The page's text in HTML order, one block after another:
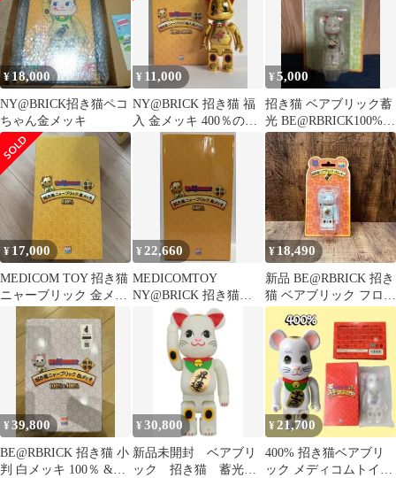
¥18,000
NY@BRICK招き猫ペコ
ちゃん金メッキ
¥ 11,000
NY@BRICK 招き猫 福
入 金メッキ 400％のみ
BE@RBRICK
¥5,000
招き猫 ベアブリック蓄
光 BE@RBRICK100%新
品未開封
¥ 17,000
MEDICOM TOY 招き猫
ニャーブリック 金メッ
キ 400%
¥ 22,660
MEDICOMTOY
NY@BRICK 招き猫ニ
ャーブリック 金メッキ
¥18,490
新品 BE@RBRICK 招き
猫 ベアブリック フロッ
キー 100%
¥39,800
BE@RBRICK 招き猫 小
判 白メッキ 100％ &
¥30,800
新品未開封 ベアブリ
ック 招き猫 蓄光
¥21,700
400% 招き猫ベアブリ
ック メディコムトイ